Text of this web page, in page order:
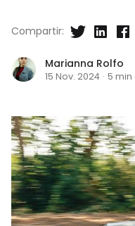
Marianna Rolfo
15 Nov. 2024 · 5
Compartir: